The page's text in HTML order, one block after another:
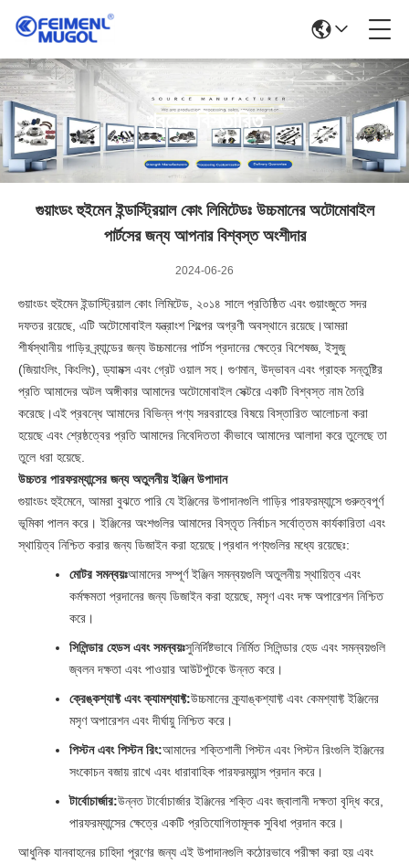
খবরের বিস্তারিত
গুয়াংডং হুইমেন ইন্ডাস্ট্রিয়াল কোং লিমিটেডঃ উচ্চমানের অটোমোবাইল
পার্টসের জন্য আপনার বিশ্বস্ত অংশীদার
2024-06-26
গুয়াংডং হুইমেন ইন্ডাস্ট্রিয়াল কোং লিমিটেড, ২০১৪ সালে প্রতিষ্ঠিত এবং গুয়াংজুতে সদর
দফতর রয়েছে, এটি অটোমোবাইল যন্ত্রাংশ শিল্পের অগ্রণী অবস্থানে রয়েছে।আমরা
শীর্ষস্থানীয় গাড়ির ব্র্যান্ডের জন্য উচ্চমানের পার্টস প্রদানের ক্ষেত্রে বিশেষজ্ঞ, ইসুজু
(জিয়াংলিং, কিংলিং), ড্যামক্স এবং গ্রেট ওয়াল সহ। গুণমান, উদ্ভাবন এবং গ্রাহক সন্তুষ্টির
প্রতি আমাদের অটল অঙ্গীকার আমাদের অটোমোবাইল সেক্টরে একটি বিশ্বস্ত নাম তৈরি
করেছে।এই প্রবন্ধে আমাদের বিভিন্ন পণ্য সরবরাহের বিষয়ে বিস্তারিত আলোচনা করা
হয়েছে এবং শ্রেষ্ঠত্বের প্রতি আমাদের নিবেদিততা কীভাবে আমাদের আলাদা করে তুলেছে তা
তুলে ধরা হয়েছে.
উচ্চতর পারফরম্যান্সের জন্য অতুলনীয় ইঞ্জিন উপাদান
গুয়াংডং হুইমেনে, আমরা বুঝতে পারি যে ইঞ্জিনের উপাদানগুলি গাড়ির পারফরম্যান্সে গুরুত্বপূর্ণ
ভূমিকা পালন করে। ইঞ্জিনের অংশগুলির আমাদের বিস্তৃত নির্বাচন সর্বোত্তম কার্যকারিতা এবং
স্থায়িত্ব নিশ্চিত করার জন্য ডিজাইন করা হয়েছে।প্রধান পণ্যগুলির মধ্যে রয়েছেঃ:
মোটর সমন্বয়ঃআমাদের সম্পূর্ণ ইঞ্জিন সমন্বয়গুলি অতুলনীয় স্থায়িত্ব এবং
কর্মক্ষমতা প্রদানের জন্য ডিজাইন করা হয়েছে, মসৃণ এবং দক্ষ অপারেশন নিশ্চিত
করে।
সিলিন্ডার হেডস এবং সমন্বয়ঃসুনির্দিষ্টভাবে নির্মিত সিলিন্ডার হেড এবং সমন্বয়গুলি
জ্বলন দক্ষতা এবং পাওয়ার আউটপুটকে উন্নত করে।
ক্রেঙ্কশ্যাফ্ট এবং ক্যামশ্যাফ্ট:উচ্চমানের ক্র্যাঙ্কশ্যাফ্ট এবং কেমশ্যাফ্ট ইঞ্জিনের
মসৃণ অপারেশন এবং দীর্ঘায়ু নিশ্চিত করে।
পিস্টন এবং পিস্টন রিং:আমাদের শক্তিশালী পিস্টন এবং পিস্টন রিংগুলি ইঞ্জিনের
সংকোচন বজায় রাখে এবং ধারাবাহিক পারফরম্যান্স প্রদান করে।
টার্বোচার্জার:উন্নত টার্বোচার্জার ইঞ্জিনের শক্তি এবং জ্বালানী দক্ষতা বৃদ্ধি করে,
পারফরম্যান্সের ক্ষেত্রে একটি প্রতিযোগিতামূলক সুবিধা প্রদান করে।
আধুনিক যানবাহনের চাহিদা পূরণের জন্য এই উপাদানগুলি কঠোরভাবে পরীক্ষা করা হয় এবং